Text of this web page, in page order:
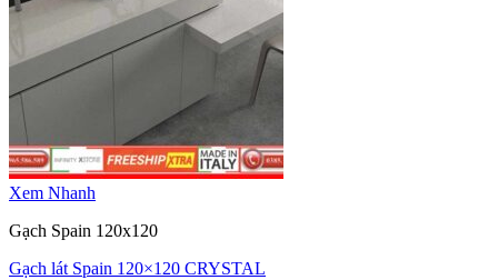
Xem Nhanh
Gạch Spain 120x120
Gạch lát Spain 120×120 CRYSTAL